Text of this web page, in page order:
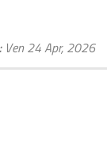
Ven 24 Apr, 2026